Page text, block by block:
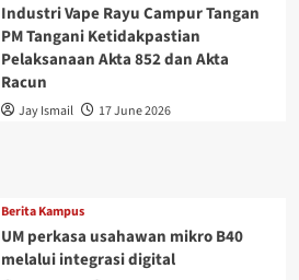
Industri Vape Rayu Campur Tangan
PM Tangani Ketidakpastian
Pelaksanaan Akta 852 dan Akta
Racun
Jay Ismail 17 June 2026
Berita Kampus
UM perkasa usahawan mikro B40
melalui integrasi digital